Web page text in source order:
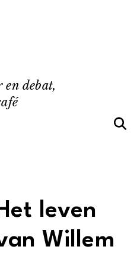
debat,
leven
Willem